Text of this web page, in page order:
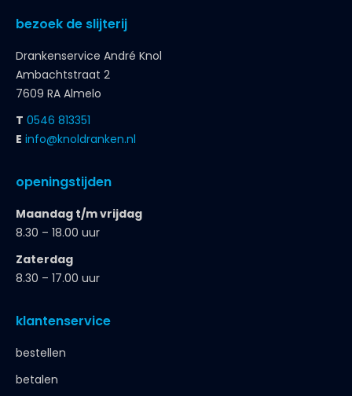
bezoek de slijterij
Drankenservice André Knol
Ambachtstraat 2
7609 RA Almelo
T 0546 813351
E info@knoldranken.nl
openingstijden
Maandag t/m vrijdag
8.30 – 18.00 uur
Zaterdag
8.30 – 17.00 uur
klantenservice
bestellen
betalen